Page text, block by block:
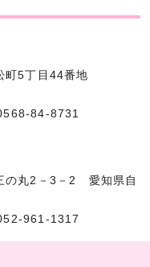
5丁目44番地
84-8731
の丸2－3－2 愛知県自
961-1317